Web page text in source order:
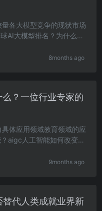
各大模型竞争的现状市场
AI大模型排名？为什么技
8months ago
？一位行业专家的
体应用领域教育领域的应
aigc人工智能如何改变教
9months ago
替代人类成就业界新